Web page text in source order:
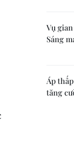
Vụ
Sáng
Áp
tăng